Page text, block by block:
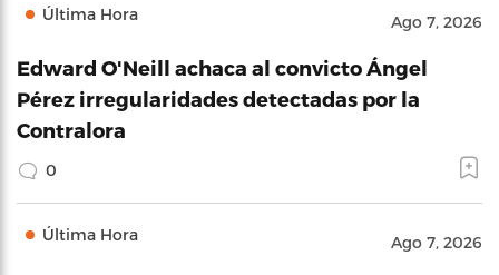
Última Hora Ago 7, 2026
Edward O'Neill achaca al convicto Ángel
Pérez irregularidades detectadas por la
Contralora
0
Última Hora Ago 7, 2026